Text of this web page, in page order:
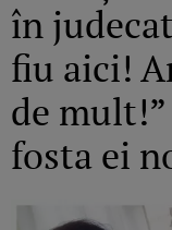
în
fiu aici!
de mult!”
fosta ei